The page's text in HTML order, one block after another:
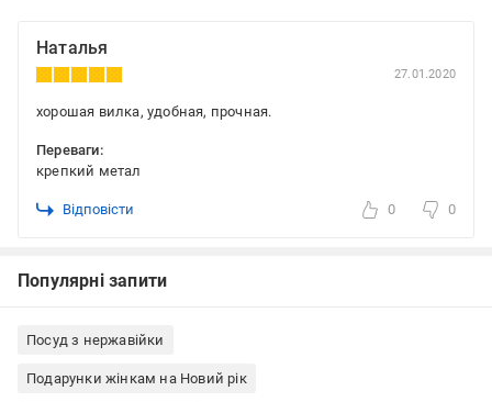
Наталья
27.01.2020
хорошая вилка, удобная, прочная.
Переваги:
крепкий метал
Відповісти 0 0
Популярні запити
Посуд з нержавійки
Подарунки жінкам на Новий рік